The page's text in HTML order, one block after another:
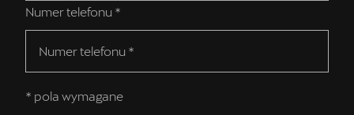
Numer telefonu *
* pola wymagane